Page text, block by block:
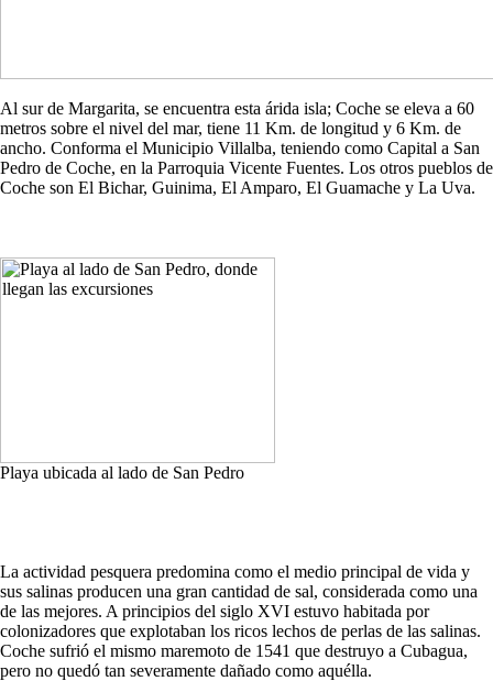
Al sur de Margarita, se encuentra esta árida isla; Coche se eleva a 60
metros sobre el nivel del mar, tiene 11 Km. de longitud y 6 Km. de
ancho. Conforma el Municipio Villalba, teniendo como Capital a San
Pedro de Coche, en la Parroquia Vicente Fuentes. Los otros pueblos de
Coche son El Bichar, Guinima, El Amparo, El Guamache y La Uva.
Playa ubicada al lado de San Pedro
La actividad pesquera predomina como el medio principal de vida y
sus salinas producen una gran cantidad de sal, considerada como una
de las mejores. A principios del siglo XVI estuvo habitada por
colonizadores que explotaban los ricos lechos de perlas de las salinas.
Coche sufrió el mismo maremoto de 1541 que destruyo a Cubagua,
pero no quedó tan severamente dañado como aquélla.